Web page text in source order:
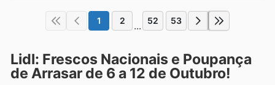
1 2 ... 52 53
Lidl: Frescos Nacionais e Poupança
de Arrasar de 6 a 12 de Outubro!